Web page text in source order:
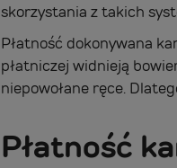
skorzystania z takich
Płatność dokonywana
płatniczej widnieją
niepowołane ręce.
Płatność